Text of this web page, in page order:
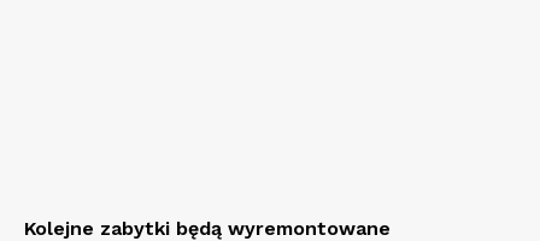
Kolejne zabytki będą wyremontowane